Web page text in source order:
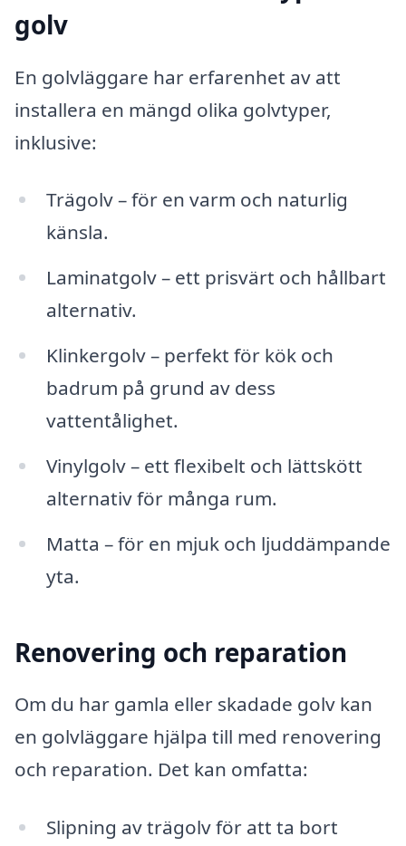
golv
En golvläggare har erfarenhet av att
installera en mängd olika golvtyper,
inklusive:
Trägolv – för en varm och naturlig
känsla.
Laminatgolv – ett prisvärt och hållbart
alternativ.
Klinkergolv – perfekt för kök och
badrum på grund av dess
vattentålighet.
Vinylgolv – ett flexibelt och lättskött
alternativ för många rum.
Matta – för en mjuk och ljuddämpande
yta.
Renovering och reparation
Om du har gamla eller skadade golv kan
en golvläggare hjälpa till med renovering
och reparation. Det kan omfatta:
Slipning av trägolv för att ta bort